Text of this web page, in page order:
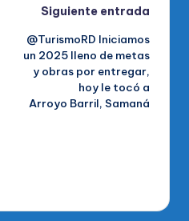
Siguiente entrada
@TurismoRD Iniciamos
un 2025 lleno de metas
y obras por entregar,
hoy le tocó a
Arroyo Barril, Samaná